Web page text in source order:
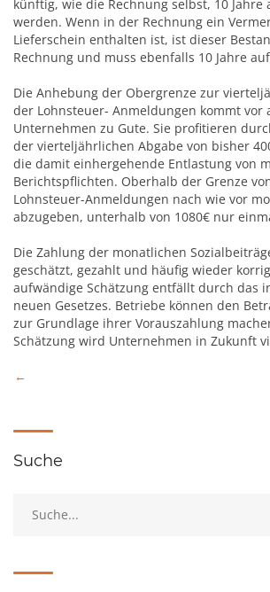
künftig, wie die Rechnung selbst, 10 Jahre
werden. Wenn in der Rechnung ein
Lieferschein enthalten ist, ist dieser
Rechnung und muss ebenfalls 10 Jahre
Die Anhebung der Obergrenze zur
der Lohnsteuer- Anmeldungen kommt vor
Unternehmen zu Gute. Sie profitieren
der vierteljährlichen Abgabe von bisher
die damit einhergehende Entlastung von
Berichtspflichten. Oberhalb der Grenze
Lohnsteuer-Anmeldungen nach wie vor
abzugeben, unterhalb von 1080€ nur
Die Zahlung der monatlichen
geschätzt, gezahlt und häufig wieder
aufwändige Schätzung entfällt durch das
neuen Gesetzes. Betriebe können den
zur Grundlage ihrer Vorauszahlung
Schätzung wird Unternehmen in Zukunft
Beitragsnavigation
Suche